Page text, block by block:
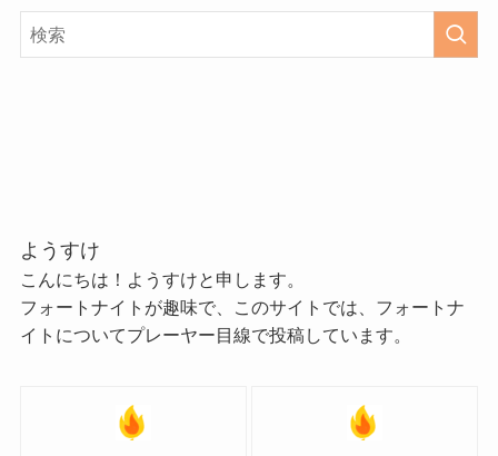
ようすけ
こんにちは！ようすけと申します。
フォートナイトが趣味で、このサイトでは、フォートナ
イトについてプレーヤー目線で投稿しています。